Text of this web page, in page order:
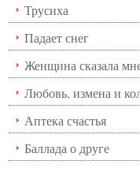
Трусиха
Падает снег
Женщина сказала
Любовь, измена и
Аптека счастья
Баллада о друге